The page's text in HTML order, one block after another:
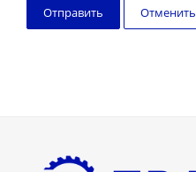
Отменить